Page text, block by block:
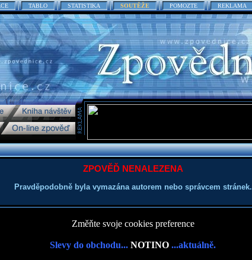
TABLO STATISTIKA SOUTĚŽE POMOZTE REKLAMA
ZPOVĚĎ NENALEZENA
Pravděpodobně byla vymazána autorem nebo správcem stránek.
Změňte svoje cookies preference
Slevy do obchodu... NOTINO ...aktuálně.